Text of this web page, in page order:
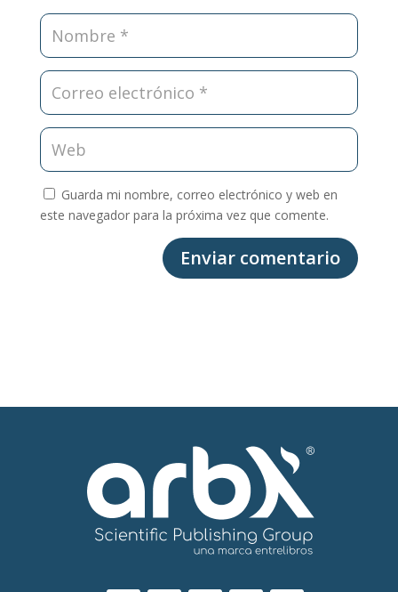
Guarda mi nombre, correo electrónico y web en
este navegador para la próxima vez que comente.
Enviar comentario